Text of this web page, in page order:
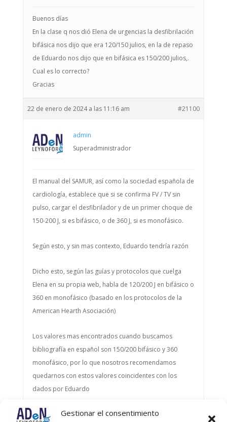
Gestionar el consentimiento
Buenos días
En la clase q nos dió Elena de urgencias la desfibrilación
bifásica nos dijo que era 120/150 julios, en la de repaso
de Eduardo nos dijo que en bifásica es 150/200 julios,.
Cual es lo correcto?
Gracias
22 de enero de 2024 a las 11:16 am #21100
admin
Superadministrador
El manual del SAMUR, así como la sociedad española de
cardiología, establece que si se confirma FV / TV sin
pulso, cargar el desfibrilador y de un primer choque de
150-200 J, si es bifásico, o de 360 J, si es monofásico.
Según esto, y sin mas contexto, Eduardo tendría razón
Dicho esto, según las guías y protocolos que cuelga
Elena en su propia web, habla de 120/200 J en bifásico o
360 en monofásico (basado en los protocolos de la
American Hearth Asociación)
Los valores mas encontrados cuando buscamos
bibliografía en español son 150/200 bifásico y 360
monofásico, por lo que nosotros recomendamos
quedarnos con estos valores coincidentes con los
dados por Eduardo
Autor Entradas